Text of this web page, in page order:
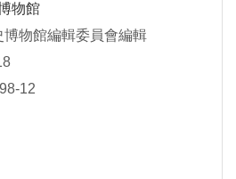
物館
物館編輯委員會編輯
12